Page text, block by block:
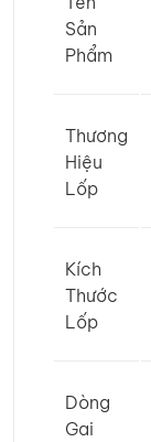
Sản
Phẩm
Thương
Hiệu
Lốp
Kích
Thước
Lốp
Dòng
Gai